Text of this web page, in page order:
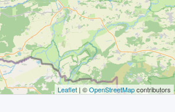
Leaflet | ©OpenStreetMapcontributors